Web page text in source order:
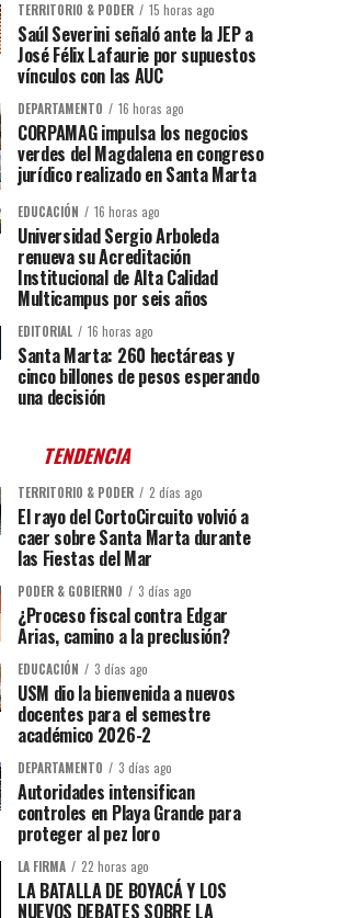
TERRITORIO & PODER 15 horas ago
Saúl Severini señaló ante la JEP a
José Félix Lafaurie por supuestos
vínculos con las AUC
DEPARTAMENTO 16 horas ago
CORPAMAG impulsa los negocios
verdes del Magdalena en congreso
jurídico realizado en Santa Marta
EDUCACIÓN 16 horas ago
Universidad Sergio Arboleda
renueva su Acreditación
Institucional de Alta Calidad
Multicampus por seis años
EDITORIAL 16 horas ago
Santa Marta: 260 hectáreas y
cinco billones de pesos esperando
una decisión
TENDENCIA
TERRITORIO & PODER 2 días ago
El rayo del CortoCircuito volvió a
caer sobre Santa Marta durante
las Fiestas del Mar
PODER & GOBIERNO 3 días ago
¿Proceso fiscal contra Edgar
Arias, camino a la preclusión?
EDUCACIÓN 3 días ago
USM dio la bienvenida a nuevos
docentes para el semestre
académico 2026-2
DEPARTAMENTO 3 días ago
Autoridades intensifican
controles en Playa Grande para
proteger al pez loro
LA FIRMA 22 horas ago
LA BATALLA DE BOYACÁ Y LOS
NUEVOS DEBATES SOBRE LA